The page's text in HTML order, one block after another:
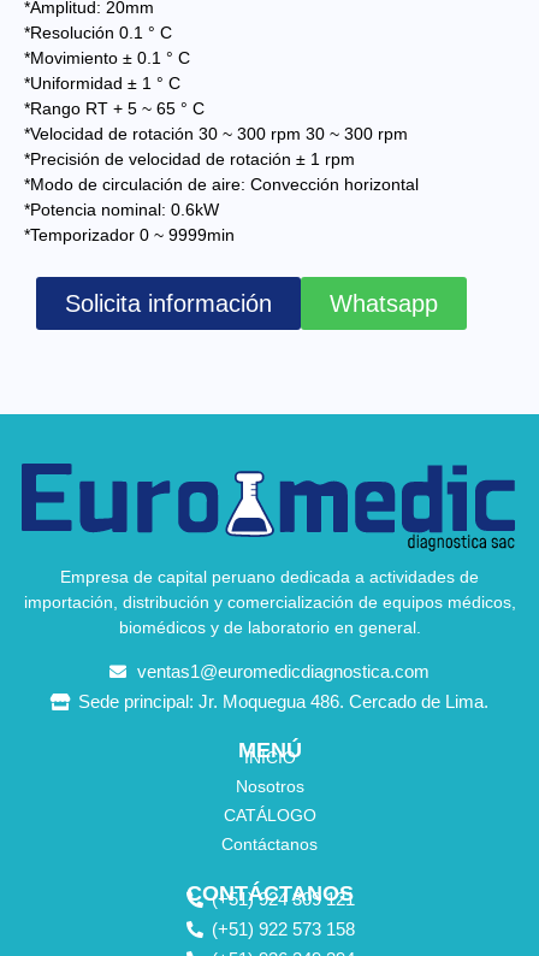
*Amplitud: 20mm
*Resolución 0.1 ° C
*Movimiento ± 0.1 ° C
*Uniformidad ± 1 ° C
*Rango RT + 5 ~ 65 ° C
*Velocidad de rotación 30 ~ 300 rpm 30 ~ 300 rpm
*Precisión de velocidad de rotación ± 1 rpm
*Modo de circulación de aire: Convección horizontal
*Potencia nominal: 0.6kW
*Temporizador 0 ~ 9999min
Solicita información Whatsapp
Empresa de capital peruano dedicada a actividades de
importación, distribución y comercialización de equipos médicos,
biomédicos y de laboratorio en general.
ventas1@euromedicdiagnostica.com
Sede principal: Jr. Moquegua 486. Cercado de Lima.
MENÚ
INICIO
Nosotros
CATÁLOGO
Contáctanos
CONTÁCTANOS
(+51) 924 309 121
(+51) 922 573 158